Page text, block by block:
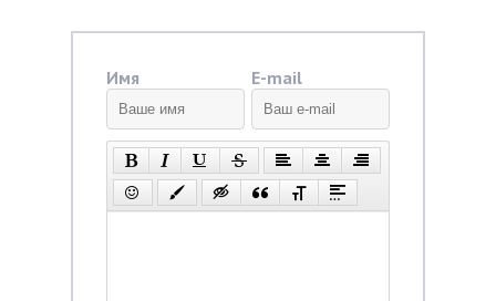
Имя E-mail